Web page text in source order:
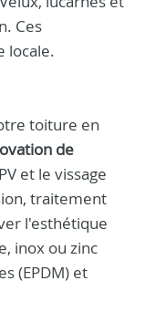
Ces
locale.
toiture en
de
et le vissage
traitement
l'esthétique
inox ou zinc
(EPDM) et